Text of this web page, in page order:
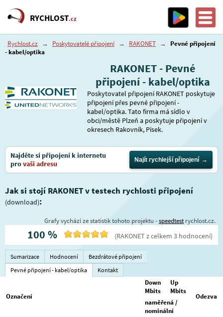
RYCHLOST.cz
Rychlost.cz → Poskytovatelé připojení → RAKONET →
Pevné připojení
- kabel/optika
RAKONET - Pevné
připojení - kabel/optika
Poskytovatel připojení RAKONET poskytuje
připojení přes pevné připojení -
kabel/optika. Tato firma má sídlo v
obci/městě Plzeň a poskytuje připojení v
okresech Rakovník, Písek.
Najděte si připojení k internetu
provaši adresu Najít rychlejší připojení
Jak si stojí RAKONET v testech rychlosti připojení
(download):
Grafy vychází ze statistik tohoto projektu -speedtestrychlost.cz.
100 % (RAKONET z celkem 3 hodnocení)
Sumarizace Hodnocení
Bezdrátové připojení
Pevné připojení - kabel/optika
Kontakt
Označení
Down
Mbits
Up
Mbits
Odezva
naměřená /
nominální